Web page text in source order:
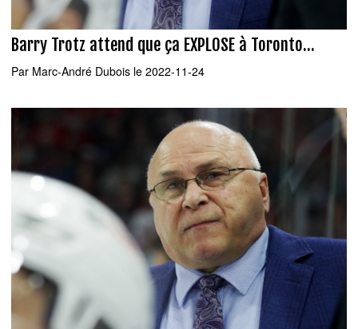
Barry Trotz attend que ça EXPLOSE à Toronto...
Par Marc-André Dubois le 2022-11-24